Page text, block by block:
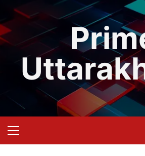
content
Menu